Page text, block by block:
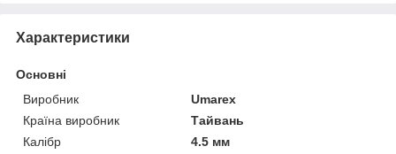
Характеристики
Основні
Виробник
Umarex
Країна виробник
Тайвань
Калібр
4.5 мм